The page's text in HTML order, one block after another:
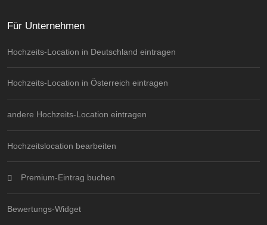
Für Unternehmen
Hochzeits-Location in Deutschland eintragen
Hochzeits-Location in Österreich eintragen
andere Hochzeits-Location eintragen
Hochzeitslocation bearbeiten
Premium-Eintrag buchen
Bewertungs-Widget